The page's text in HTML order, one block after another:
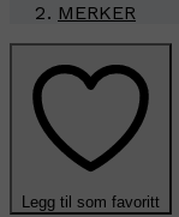
MERKER
Legg til som favoritt